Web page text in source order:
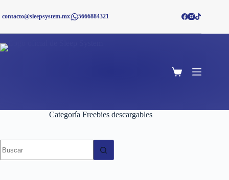
contenido
contacto@sleepsystem.mx 5666884321
Shopping
Categoría Freebies descargables
results